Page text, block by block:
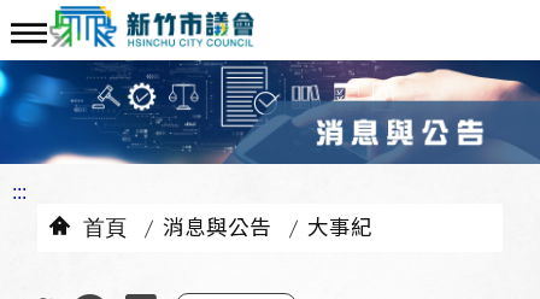
:::
首頁 消息與公告 大事紀